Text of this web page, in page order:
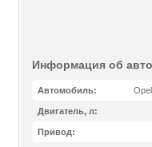
Информация об
Автомобиль:
Двигатель, л:
Привод: